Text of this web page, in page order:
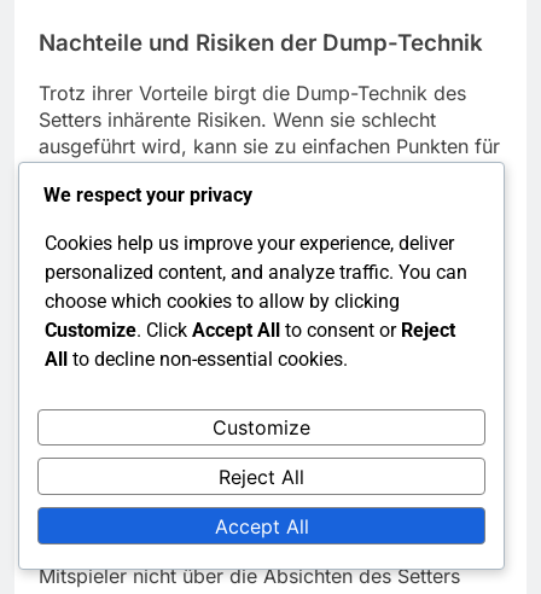
Nachteile und Risiken der Dump-Technik
Trotz ihrer Vorteile birgt die Dump-Technik des
Setters inhärente Risiken. Wenn sie schlecht
ausgeführt wird, kann sie zu einfachen Punkten für
platzierter Dump kann von der Verteidigung leicht
führen kann, der den Fehler des Setters ausnutzt.
Timing ist ein weiterer kritischer Faktor; wenn der
Dump zu häufig versucht wird, können die Gegner
darauf reagieren und ihre Verteidigung
kann die Effektivität der Technik verringern und sie
in späteren Phasen des Spiels weniger
wirkungsvoll machen.
Darüber hinaus kann eine zu starke Abhängigkeit
vom Dump die Teamdynamik stören. Wenn die
Mitspieler nicht über die Absichten des Setters
We respect your privacy
Cookies help us improve your experience, deliver
personalized content, and analyze traffic. You can
choose which cookies to allow by clicking
Customize. Click Accept All to consent or Reject
All to decline non-essential cookies.
Customize
Reject All
Accept All